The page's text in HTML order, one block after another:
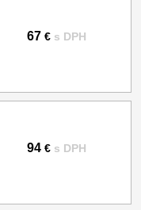
67 € s DPH
94 € s DPH